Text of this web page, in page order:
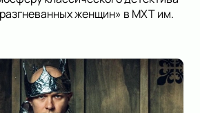
женщин» в МХТ им.